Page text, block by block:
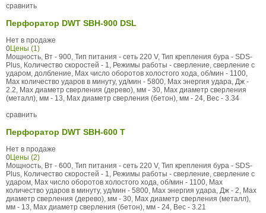
сравнить
Перфоратор DWT SBH-900 DSL
Нет в продаже
0Цены (1)
Мощность, Вт - 900, Тип питания - сеть 220 V, Тип крепления бура - SDS-
Plus, Количество скоростей - 1, Режимы работы - сверление, сверление с
ударом, долбление, Max число оборотов холостого хода, об/мин - 1100,
Max количество ударов в минуту, уд/мин - 5800, Max энергия удара, Дж -
2.2, Max диаметр сверления (дерево), мм - 30, Max диаметр сверления
(металл), мм - 13, Max диаметр сверления (бетон), мм - 24, Вес - 3.34
сравнить
Перфоратор DWT SBH-600 T
Нет в продаже
0Цены (2)
Мощность, Вт - 600, Тип питания - сеть 220 V, Тип крепления бура - SDS-
Plus, Количество скоростей - 1, Режимы работы - сверление, сверление с
ударом, Max число оборотов холостого хода, об/мин - 1100, Max
количество ударов в минуту, уд/мин - 5800, Max энергия удара, Дж - 2, Max
диаметр сверления (дерево), мм - 30, Max диаметр сверления (металл),
мм - 13, Max диаметр сверления (бетон), мм - 24, Вес - 3.21